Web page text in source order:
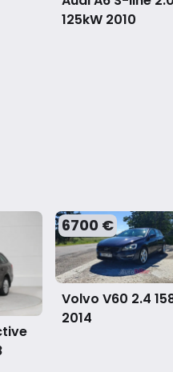
125kW 2010
6700 €
Volvo V60 2.4
2014